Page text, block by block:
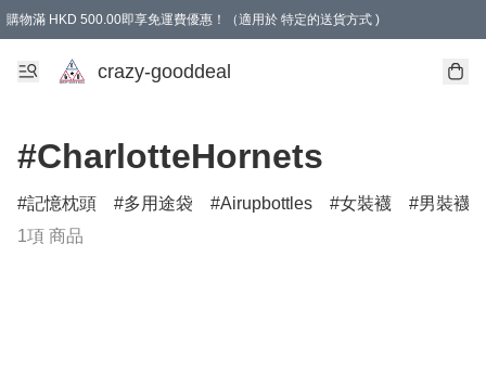
購物滿 HKD 500.00即享免運費優惠！（適用於 特定的送貨方式 )
成為會員可享免費禮品
crazy-gooddeal
#CharlotteHornets
記憶枕頭 多用途袋 Airupbottles 女裝襪
男裝襪
1項 商品